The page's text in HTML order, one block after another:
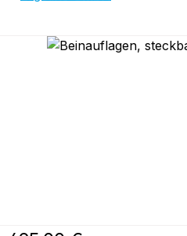
Bildergalerie überspringen